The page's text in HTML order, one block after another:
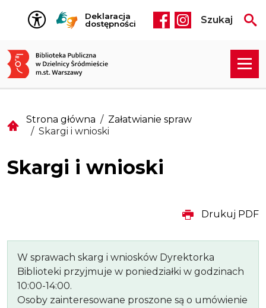
Przejdź do treści
Deklaracja
dostępności
Social media
Szukaj
Strona główna
Załatwianie spraw
Skargi i wnioski
Skargi i wnioski
Drukuj PDF
W sprawach skarg i wniosków Dyrektorka
Biblioteki przyjmuje w poniedziałki w godzinach
10:00-14:00.
Osoby zainteresowane proszone są o umówienie